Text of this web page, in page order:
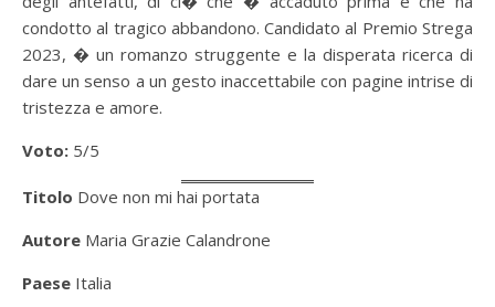
condotto al tragico abbandono. Candidato al Premio Strega
2023, � un romanzo struggente e la disperata ricerca di
dare un senso a un gesto inaccettabile con pagine intrise di
tristezza e amore.
Voto: 5/5
Titolo Dove non mi hai portata
Autore Maria Grazie Calandrone
Paese Italia